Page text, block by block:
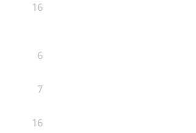
16
6
7
16